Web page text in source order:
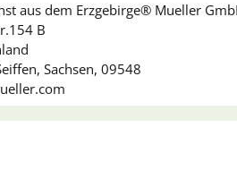
aus dem Erzgebirge® Mueller
B
Sachsen, 09548